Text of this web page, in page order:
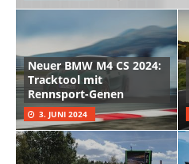
Neuer BMW M4 CS 2024:
Tracktool mit
Rennsport-Genen
3. JUNI 2024